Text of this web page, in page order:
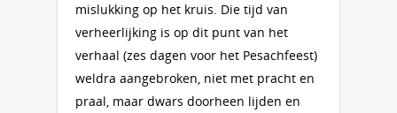
mislukking op het kruis. Die tijd van
verheerlijking is op dit punt van het
verhaal (zes dagen voor het Pesachfeest)
weldra aangebroken, niet met pracht en
praal, maar dwars doorheen lijden en